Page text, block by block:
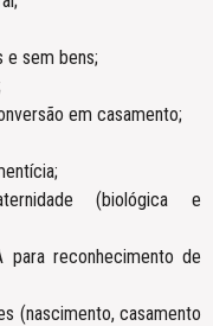
e sem bens;
em casamento;
(biológica e
para reconhecimento de
(nascimento, casamento